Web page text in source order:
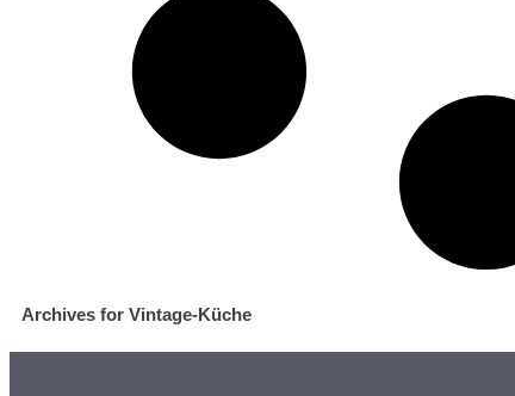
Archives for Vintage-Küche